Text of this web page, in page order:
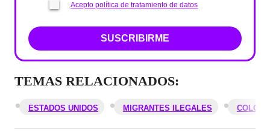
Acepto política de tratamiento de datos
SUSCRIBIRME
TEMAS RELACIONADOS:
ESTADOS UNIDOS MIGRANTES ILEGALES